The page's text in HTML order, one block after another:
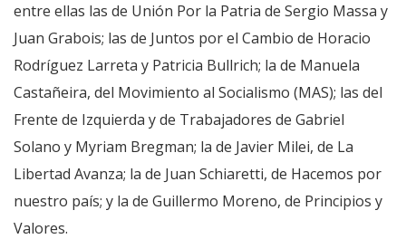
entre ellas las de Unión Por la Patria de Sergio Massa y
Juan Grabois; las de Juntos por el Cambio de Horacio
Rodríguez Larreta y Patricia Bullrich; la de Manuela
Castañeira, del Movimiento al Socialismo (MAS); las del
Frente de Izquierda y de Trabajadores de Gabriel
Solano y Myriam Bregman; la de Javier Milei, de La
Libertad Avanza; la de Juan Schiaretti, de Hacemos por
nuestro país; y la de Guillermo Moreno, de Principios y
Valores.